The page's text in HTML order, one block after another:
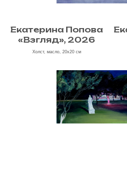
Екатерина Попова
«Взгляд», 2026
Холст, масло, 20х20 см